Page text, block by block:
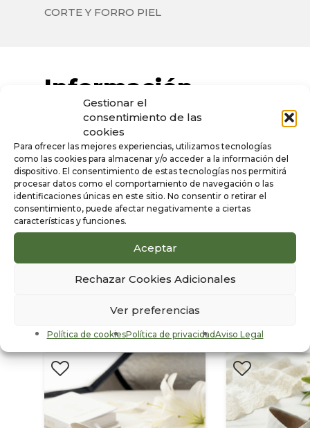
Gestionar el
consentimiento de las
cookies
Para ofrecer las mejores experiencias, utilizamos tecnologías
como las cookies para almacenar y/o acceder a la información del
dispositivo. El consentimiento de estas tecnologías nos permitirá
procesar datos como el comportamiento de navegación o las
identificaciones únicas en este sitio. No consentir o retirar el
consentimiento, puede afectar negativamente a ciertas
características y funciones.
Aceptar
Rechazar Cookies Adicionales
Ver preferencias
Política de cookiesPolítica de privacidadAviso Legal
CORTE Y FORRO PIEL
Información
adicional
Color
Blanco
Sexo
Niña
relacionados